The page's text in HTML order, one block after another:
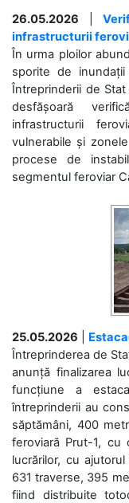
26.05.2026 |
infrastructurii
În urma ploilor
sporite de
Întreprinderii de Stat
desfășoară
infrastructurii
vulnerabile și
procese de
segmentul feroviar
25.05.2026
Întreprinderea de
anunță finalizarea
funcțiune a
întreprinderii au
săptămâni, 400
feroviară Prut-1,
lucrărilor, cu
631 traverse, 395
fiind distribuite